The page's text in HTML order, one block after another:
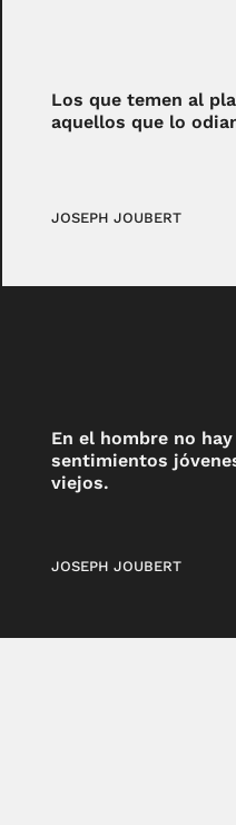
Los que temen al
aquellos que lo
JOSEPH JOUBERT
En el hombre no
sentimientos
viejos.
JOSEPH JOUBERT